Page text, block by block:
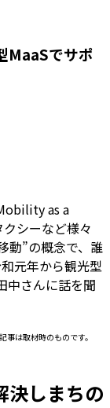
MaaSでサポ
as a
シーなど様々
動”の概念で、誰
元年から観光型
中さんに話を聞
は取材時のものです。
決しまちの